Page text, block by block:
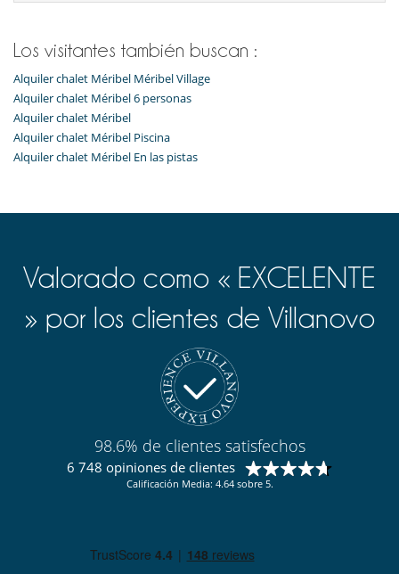
Los visitantes también buscan :
Alquiler chalet Méribel Méribel Village
Alquiler chalet Méribel 6 personas
Alquiler chalet Méribel
Alquiler chalet Méribel Piscina
Alquiler chalet Méribel En las pistas
Valorado como « EXCELENTE
» por los clientes de Villanovo
98.6% de clientes satisfechos
6 748 opiniones de clientes
Calificación Media: 4.64 sobre 5.